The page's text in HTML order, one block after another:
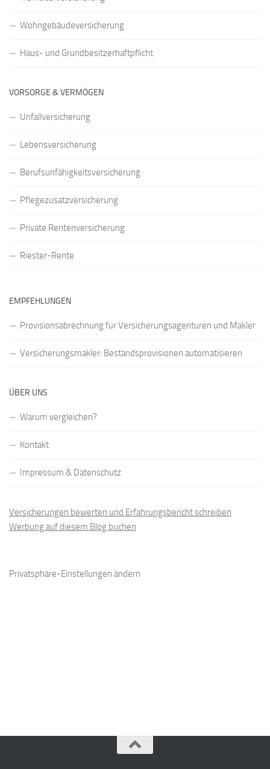
Wohngebäudeversicherung
Haus- und Grundbesitzerhaftpflicht
VORSORGE & VERMÖGEN
Unfallversicherung
Lebensversicherung
Berufsunfähigkeitsversicherung
Pflegezusatzversicherung
Private Rentenversicherung
Riester-Rente
EMPFEHLUNGEN
Provisionsabrechnung für Versicherungsagenturen und Makler
Versicherungsmakler: Bestandsprovisionen automatisieren
ÜBER UNS
Warum vergleichen?
Kontakt
Impressum & Datenschutz
Versicherungen bewerten und Erfahrungsbericht schreiben
Werbung auf diesem Blog buchen
Privatsphäre-Einstellungen ändern